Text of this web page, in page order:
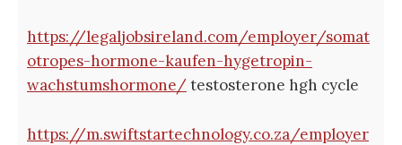
https://legaljobsireland.com/employer/somat
otropes-hormone-kaufen-hygetropin-
wachstumshormone/testosterone hgh cycle
https://m.swiftstartechnology.co.za/employer